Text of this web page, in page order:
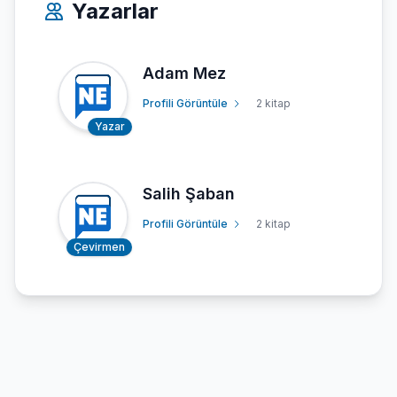
Yazarlar
Yazar
Adam Mez
Profili Görüntüle 2 kitap
Çevirmen
Salih Şaban
Profili Görüntüle 2 kitap